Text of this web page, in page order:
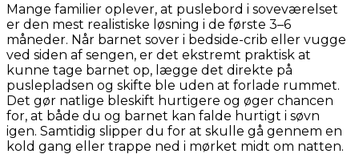
Mange familier oplever, at puslebord i soveværelset
er den mest realistiske løsning i de første 3–6
måneder. Når barnet sover i bedside-crib eller vugge
ved siden af sengen, er det ekstremt praktisk at
kunne tage barnet op, lægge det direkte på
puslepladsen og skifte ble uden at forlade rummet.
Det gør natlige bleskift hurtigere og øger chancen
for, at både du og barnet kan falde hurtigt i søvn
igen. Samtidig slipper du for at skulle gå gennem en
kold gang eller trappe ned i mørket midt om natten.